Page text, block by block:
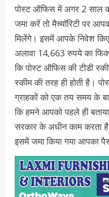
पोस्ट ऑफिस में अगर 2 साल
जमा करें तो मैच्यॉरिटी पर
मिलेंगे। इसमें आपके निवेश
अलावा 14,663 रुपये का
कि पोस्ट ऑफिस की टीडी
स्कीम की तरह ही होती है।
ग्राहकों को एक तय समय के
कि हमने आपको पहले ही
सरकार के अधीन काम करता
इसमें जमा किया गया आपका